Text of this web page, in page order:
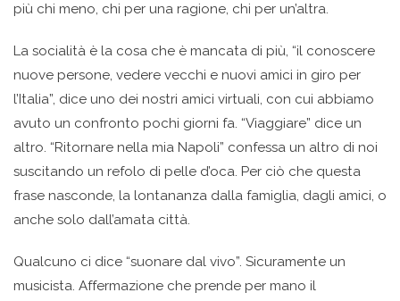
più chi meno, chi per una ragione, chi per un’altra.
La socialità è la cosa che è mancata di più, “il conoscere
nuove persone, vedere vecchi e nuovi amici in giro per
l’Italia”, dice uno dei nostri amici virtuali, con cui abbiamo
avuto un confronto pochi giorni fa. “Viaggiare” dice un
altro. “Ritornare nella mia Napoli” confessa un altro di noi
suscitando un refolo di pelle d’oca. Per ciò che questa
frase nasconde, la lontananza dalla famiglia, dagli amici, o
anche solo dall’amata città.
Qualcuno ci dice “suonare dal vivo”. Sicuramente un
musicista. Affermazione che prende per mano il